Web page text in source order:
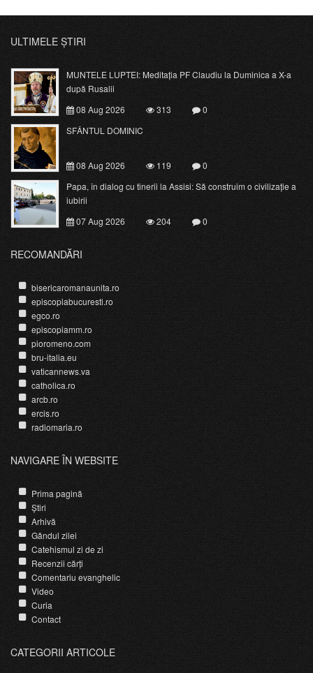
ULTIMELE ȘTIRI
MUNTELE LUPTEI: Meditația PF Claudiu la Duminica a X-a
după Rusalii
08 Aug 2026
313
0
SFÂNTUL DOMINIC
08 Aug 2026 119
0
Papa, în dialog cu tinerii la Assisi: Să construim o civilizație a
iubirii
07 Aug 2026
204 0
RECOMANDĂRI
bisericaromanaunita.ro
episcopiabucuresti.ro
egco.ro
episcopiamm.ro
pioromeno.com
bru-italia.eu
vaticannews.va
catholica.ro
arcb.ro
ercis.ro
radiomaria.ro
NAVIGARE ÎN WEBSITE
Prima pagină
Știri
Arhivă
Gândul zilei
Catehismul zi de zi
Recenzii cărți
Comentariu evanghelic
Video
Curia
Contact
CATEGORII ARTICOLE